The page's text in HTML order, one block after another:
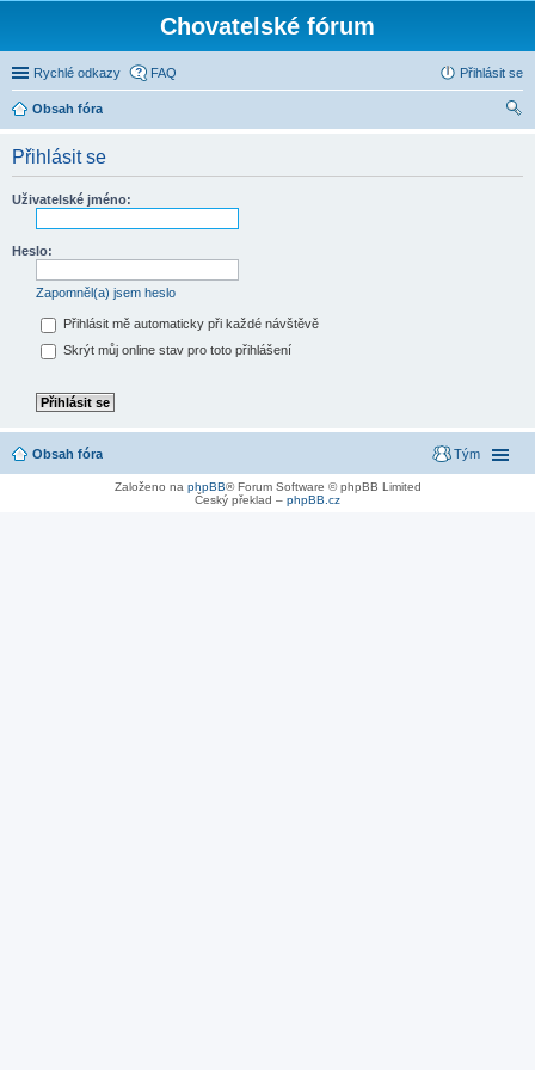
Chovatelské fórum
Rychlé odkazy FAQ Přihlásit se
Obsah fóra
Přihlásit se
Uživatelské jméno:
Heslo:
Zapomněl(a) jsem heslo
Přihlásit mě automaticky při každé návštěvě
Skrýt můj online stav pro toto přihlášení
Obsah fóra Tým
Založeno na phpBB® Forum Software © phpBB Limited
Český překlad – phpBB.cz